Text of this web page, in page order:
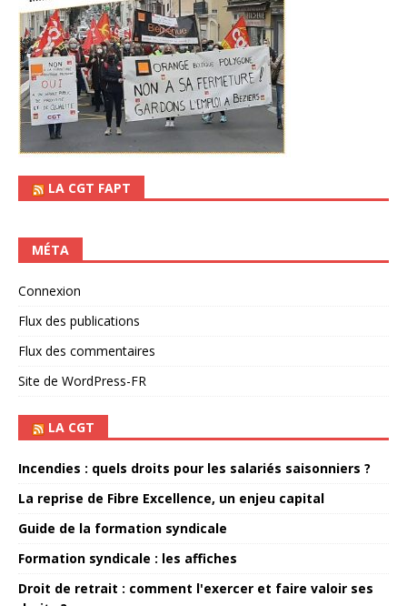
LA CGT FAPT
MÉTA
Connexion
Flux des publications
Flux des commentaires
Site de WordPress-FR
LA CGT
Incendies : quels droits pour les salariés saisonniers ?
La reprise de Fibre Excellence, un enjeu capital
Guide de la formation syndicale
Formation syndicale : les affiches
Droit de retrait : comment l'exercer et faire valoir ses